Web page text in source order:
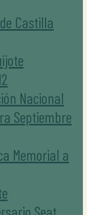
Castilla
Nacional
Septiembre
Memorial a